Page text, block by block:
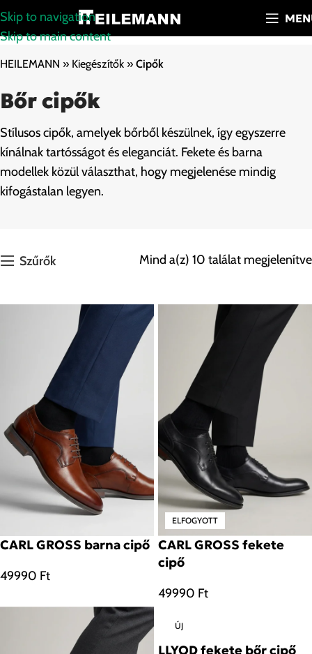
Skip to navigation
Skip to main content
HEILEMANN » Kiegészítők » Cipők
Bőr cipők
Stílusos cipők, amelyek bőrből készülnek, így egyszerre
kínálnak tartósságot és eleganciát. Fekete és barna
modellek közül választhat, hogy megjelenése mindig
kifogástalan legyen.
Szűrők Mind a(z) 10 találat megjelenítve
CARL GROSS barna cipő
49990 Ft
ELFOGYOTT
CARL GROSS fekete
cipő
49990 Ft
ÚJ
LLYOD fekete bőr cipő